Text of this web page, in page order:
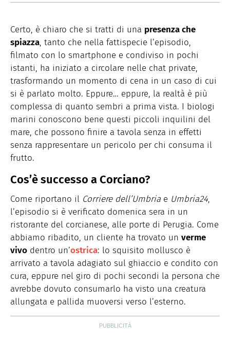
Certo, è chiaro che si tratti di una presenza che
spiazza, tanto che nella fattispecie l’episodio,
filmato con lo smartphone e condiviso in pochi
istanti, ha iniziato a circolare nelle chat private,
trasformando un momento di cena in un caso di cui
si è parlato molto. Eppure… eppure, la realtà è più
complessa di quanto sembri a prima vista. I biologi
marini conoscono bene questi piccoli inquilini del
mare, che possono finire a tavola senza in effetti
senza rappresentare un pericolo per chi consuma il
frutto.
Cos’è successo a Corciano?
Come riportano il Corriere dell’Umbria e Umbria24,
l’episodio si è verificato domenica sera in un
ristorante del corcianese, alle porte di Perugia. Come
abbiamo ribadito, un cliente ha trovato un verme
vivo dentro un’ostrica: lo squisito mollusco è
arrivato a tavola adagiato sul ghiaccio e condito con
cura, eppure nel giro di pochi secondi la persona che
avrebbe dovuto consumarlo ha visto una creatura
allungata e pallida muoversi verso l’esterno.